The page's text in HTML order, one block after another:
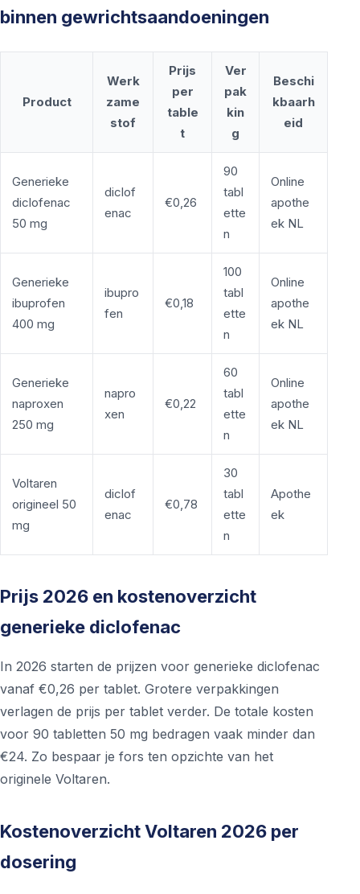
binnen gewrichtsaandoeningen
Product
Werk
zame
stof
Prijs
per
table
t
Ver
pak
kin
g
Beschi
kbaarh
eid
Generieke
diclofenac
50 mg
diclof
enac
€0,26
90
tabl
ette
n
Online
apothe
ek NL
Generieke
ibuprofen
400 mg
ibupro
fen
€0,18
100
tabl
ette
n
Online
apothe
ek NL
Generieke
naproxen
250 mg
napro
xen
€0,22
60
tabl
ette
n
Online
apothe
ek NL
Voltaren
origineel 50
mg
diclof
enac
€0,78
30
tabl
ette
n
Apothe
ek
Prijs 2026 en kostenoverzicht
generieke diclofenac
In 2026 starten de prijzen voor generieke diclofenac
vanaf €0,26 per tablet. Grotere verpakkingen
verlagen de prijs per tablet verder. De totale kosten
voor 90 tabletten 50 mg bedragen vaak minder dan
€24. Zo bespaar je fors ten opzichte van het
originele Voltaren.
Kostenoverzicht Voltaren 2026 per
dosering